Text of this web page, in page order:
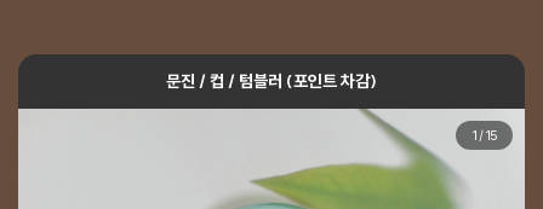
문진 / 컵 / 텀블러 (포인트 차감)
1 /15